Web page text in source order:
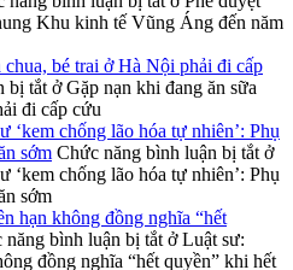
Khu kinh tế Vũng Áng đến năm
chua, bé trai ở Hà Nội phải đi cấp
bị tắt ở Gặp nạn khi đang ăn sữa
đi cấp cứu
‘kem chống lão hóa tự nhiên’: Phụ
sớm Chức năng bình luận bị tắt ở
‘kem chống lão hóa tự nhiên’: Phụ
sớm
hạn không đồng nghĩa “hết
năng bình luận bị tắt ở Luật sư:
đồng nghĩa “hết quyền” khi hết